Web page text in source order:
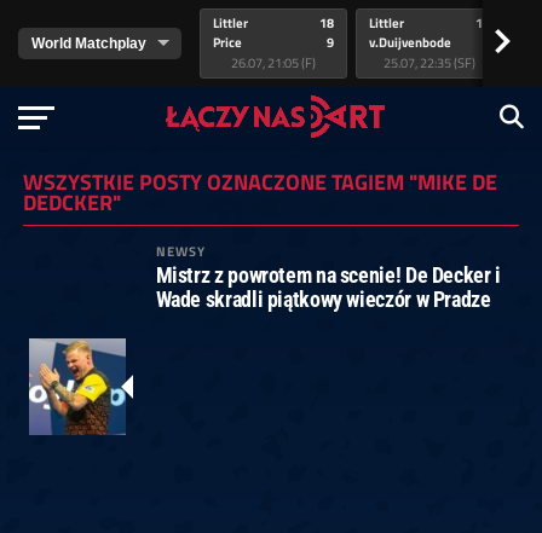
Littler
Price
18
9
26.07, 21:05 (F)
Littler
v.Duijvenbode
17
25.07, 22:35 (SF)
>
WSZYSTKIE POSTY OZNACZONE TAGIEM "MIKE DE
DEDCKER"
NEWSY
Mistrz z powrotem na scenie! De Decker i
Wade skradli piątkowy wieczór w Pradze